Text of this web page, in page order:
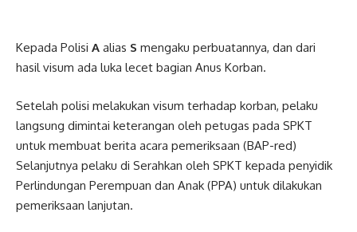
Kepada Polisi A alias S mengaku perbuatannya, dan dari
hasil visum ada luka lecet bagian Anus Korban.
Setelah polisi melakukan visum terhadap korban, pelaku
langsung dimintai keterangan oleh petugas pada SPKT
untuk membuat berita acara pemeriksaan (BAP-red)
Selanjutnya pelaku di Serahkan oleh SPKT kepada penyidik
Perlindungan Perempuan dan Anak (PPA) untuk dilakukan
pemeriksaan lanjutan.